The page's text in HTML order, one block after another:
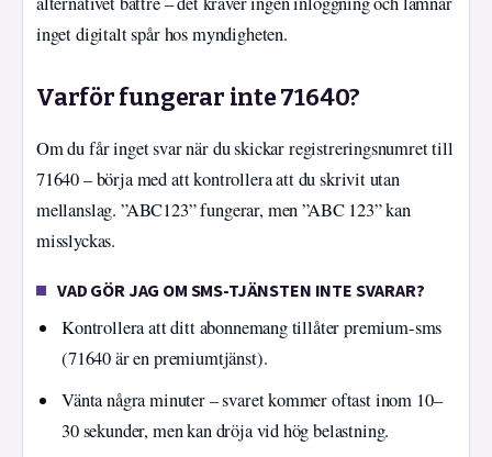
inget digitalt spår hos myndigheten.
Varför fungerar inte 71640?
Om du får inget svar när du skickar registreringsnumret till
71640 – börja med att kontrollera att du skrivit utan
mellanslag. ”ABC123” fungerar, men ”ABC 123” kan
misslyckas.
VAD GÖR JAG OM SMS-TJÄNSTEN INTE SVARAR?
Kontrollera att ditt abonnemang tillåter premium-sms
(71640 är en premiumtjänst).
Vänta några minuter – svaret kommer oftast inom 10–
30 sekunder, men kan dröja vid hög belastning.